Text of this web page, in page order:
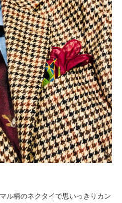
ル柄のネクタイで思いっきりカン